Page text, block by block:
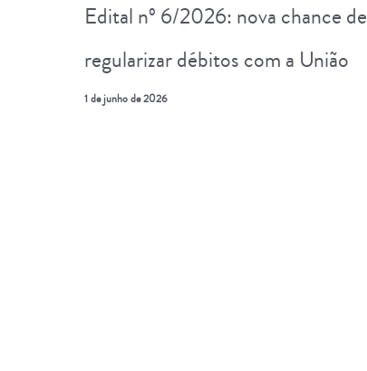
Edital nº 6/2026: nova chance de
regularizar débitos com a União
1 de junho de 2026